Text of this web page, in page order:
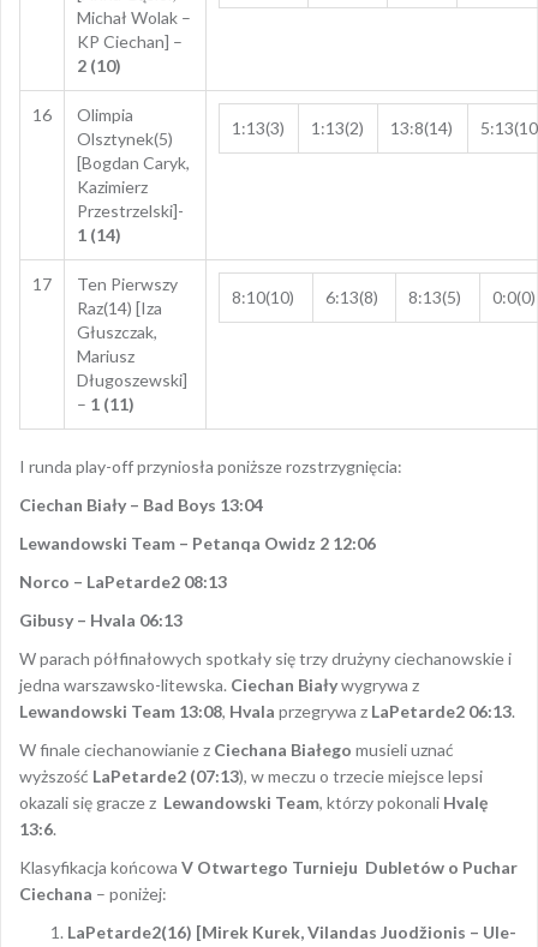
Michał Wolak –
KP Ciechan] –
2 (10)
16
Olimpia
Olsztynek(5)
[Bogdan Caryk,
Kazimierz
Przestrzelski]-
1 (14)
1:13(3) 1:13(2) 13:8(14)
17
Ten Pierwszy
Raz(14) [Iza
Głuszczak,
Mariusz
Długoszewski]
– 1 (11)
8:10(10) 6:13(8) 8:13(5) 0:0(0)
I runda play-off przyniosła poniższe rozstrzygnięcia:
Ciechan Biały – Bad Boys 13:04
Lewandowski Team – Petanqa Owidz 2 12:06
Norco – LaPetarde2 08:13
Gibusy – Hvala 06:13
W parach półfinałowych spotkały się trzy drużyny ciechanowskie i
jedna warszawsko-litewska. Ciechan Białywygrywa z
Lewandowski Team 13:08, Hvala przegrywa z LaPetarde2 06:13.
W finale ciechanowianie z Ciechana Białego musieli uznać
wyższość LaPetarde2 (07:13), w meczu o trzecie miejsce lepsi
okazali się gracze z Lewandowski Team, którzy pokonali Hvalę
13:6.
Klasyfikacja końcowa V Otwartego Turnieju Dubletów o Puchar
Ciechana – poniżej:
LaPetarde2(16) [Mirek Kurek, Vilandas Juodžionis – Ule-